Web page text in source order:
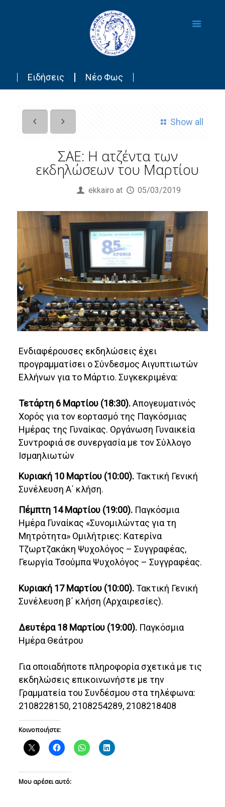
Ειδήσεις Νέο Φως
Show all
ΣΑΕ: Η ατζέντα των
εκδηλώσεων του Μαρτίου
ekkairo at 05/03/2019
Ενδιαφέρουσες εκδηλώσεις έχει
προγραμματίσει ο Σύνδεσμος Αιγυπτιωτών
Ελλήνων για το Μάρτιο. Συγκεκριμένα:
Τετάρτη 6 Μαρτίου (18:30).Απογευματινός
Χορός για τον εορτασμό της Παγκόσμιας
Ημέρας της Γυναίκας. Οργάνωση Γυναικεία
Συντροφιά σε συνεργασία με τον Σύλλογο
Ισμαηλιωτών
Κυριακή 10 Μαρτίου (10:00).Τακτική Γενική
Συνέλευση Α΄ κλήση.
Πέμπτη 14 Μαρτίου (19:00). Παγκόσμια
Ημέρα Γυναίκας «Συνομιλώντας για τη
Μητρότητα» Ομιλήτριες: Kατερίνα
Τζωρτζακάκη Ψυχολόγος – Συγγραφέας,
Γεωργία Τσούμπα Ψυχολόγος – Συγγραφέας.
Κυριακή 17 Μαρτίου (10:00).Τακτική Γενική
Συνέλευση β΄ κλήση (Αρχαιρεσίες).
Δευτέρα 18 Μαρτίου (19:00). Παγκόσμια
Ημέρα Θεάτρου
Για οποιαδήποτε πληροφορία σχετικά με τις
εκδηλώσεις επικοινωνήστε με την
Γραμματεία του Συνδέσμου στα τηλέφωνα:
2108228150, 2108254289, 2108218408
Κοινοποιήστε:
Μου αρέσει αυτό: